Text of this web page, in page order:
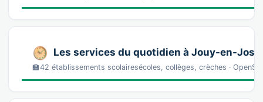
Les services du quotidien à Jouy-en-
🏫42 établissements scolairesécoles, collèges, crèches ·